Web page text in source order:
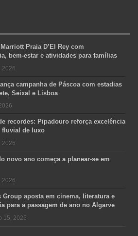
Praia D’El Rey com
bem-estar e atividades para famílias
2026
campanha de Páscoa com estadias
Seixal e Lisboa
recordes: Pipadouro reforça excelência
fluvial de luxo
2026
novo ano começa a planear-se em
2026
Group aposta em cinema, literatura e
para a passagem de ano no Algarve
15, 2025